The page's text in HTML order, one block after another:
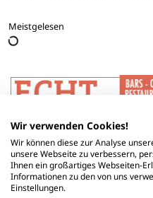
Meistgelesen
Wir verwenden Cookies!
Wir können diese zur Analyse
unsere Webseite zu verbessern,
Ihnen ein großartiges Webseiten-
Informationen zu den von uns
Einstellungen.